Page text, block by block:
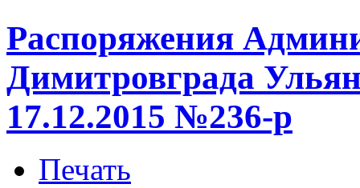
Распоряжения
Димитровграда
17.12.2015 №236-р
Печать